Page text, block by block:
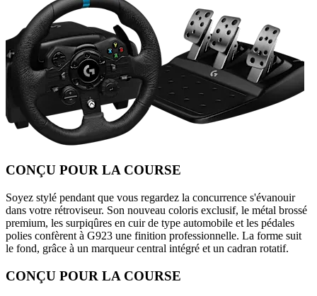
CONÇU POUR LA COURSE
Soyez stylé pendant que vous regardez la concurrence s'évanouir
dans votre rétroviseur. Son nouveau coloris exclusif, le métal brossé
premium, les surpiqûres en cuir de type automobile et les pédales
polies confèrent à G923 une finition professionnelle. La forme suit
le fond, grâce à un marqueur central intégré et un cadran rotatif.
CONÇU POUR LA COURSE